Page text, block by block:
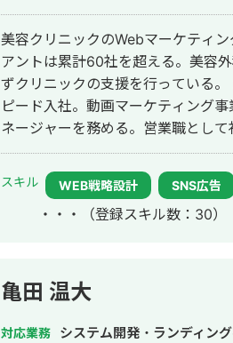
美容クリニックのWebマーケティ
アントは累計60社を超える。美容
ずクリニックの支援を行っている。 2014年にWebマーケティング会社フルス
ピード入社。動画マーケティング
ネージャーを務める。営業職として
後はフリーランスとなり、フロン
して活動。現在はWebコンサルテ
スキル WEB戦略設計 SNS広告
・・・ （登録スキル数：30）
亀田 温大
対応業務
システム開発・ランディン